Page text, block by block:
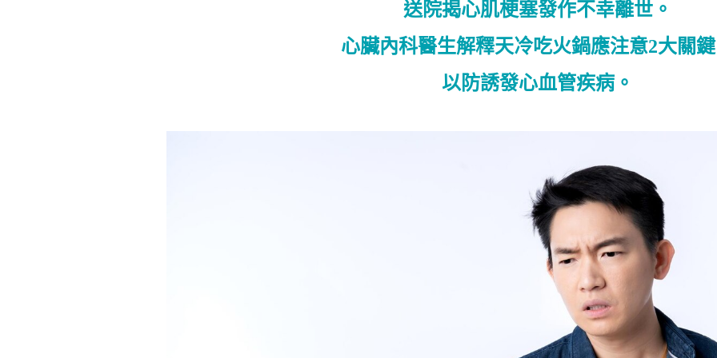
送院揭心肌梗塞發作不幸離世。
心臟內科醫生解釋天冷吃火鍋應注意2大關
以防誘發心血管疾病。